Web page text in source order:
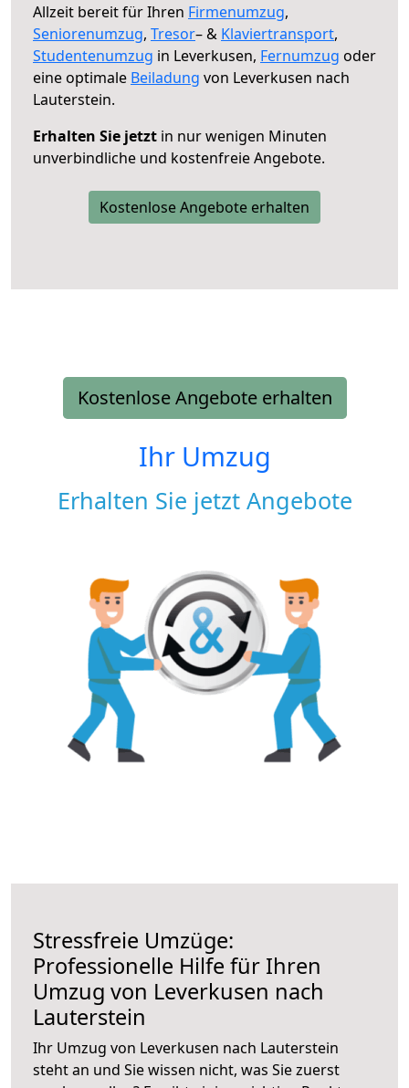
Allzeit bereit für Ihren Firmenumzug,
Seniorenumzug, Tresor– & Klaviertransport,
Studentenumzug in Leverkusen, Fernumzug oder
eine optimale Beiladung von Leverkusen nach
Lauterstein.
Erhalten Sie jetzt in nur wenigen Minuten
unverbindliche und kostenfreie Angebote.
Kostenlose Angebote erhalten
Kostenlose Angebote erhalten
Ihr Umzug
Erhalten Sie jetzt Angebote
Stressfreie Umzüge:
Professionelle Hilfe für Ihren
Umzug von Leverkusen nach
Lauterstein
Ihr Umzug von Leverkusen nach Lauterstein
steht an und Sie wissen nicht, was Sie zuerst